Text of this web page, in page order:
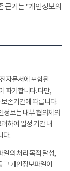
근거는 "개인정보의
자문서에 포함된
파기합니다. 다만,
존기간에 따릅니다.
정보는 내부 협의체의
하여 일정 기간 내
다.
일의 처리 목적 달성,
그 개인정보파일이